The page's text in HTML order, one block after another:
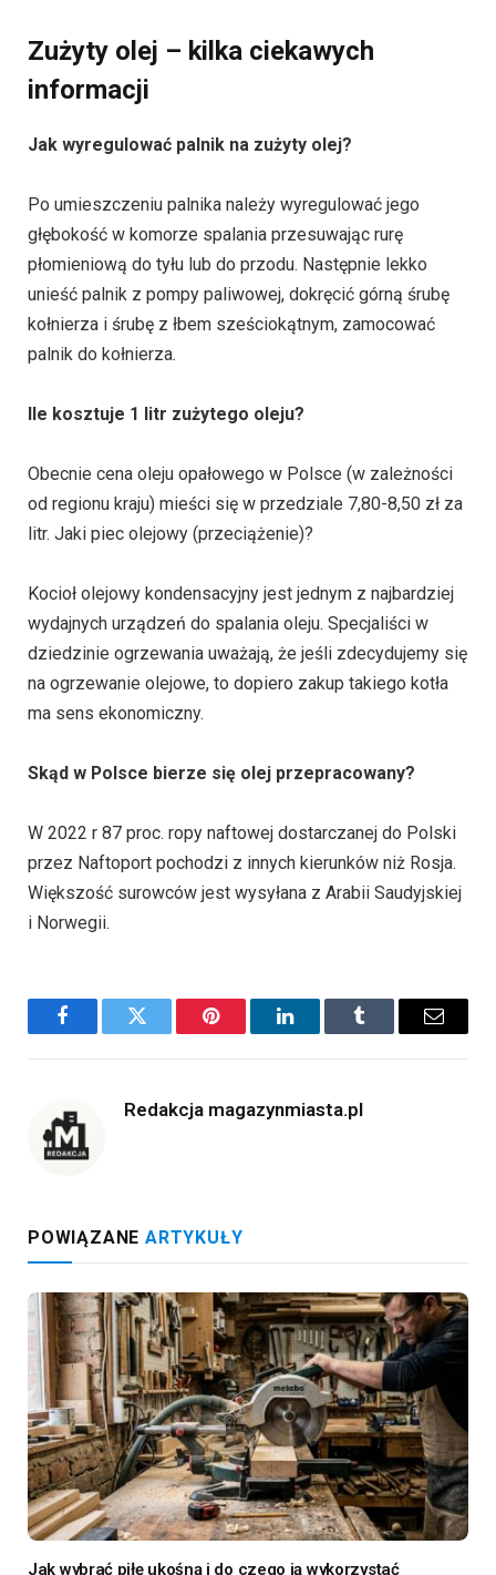
Zużyty olej – kilka ciekawych
informacji
Jak wyregulować palnik na zużyty olej?
Po umieszczeniu palnika należy wyregulować jego
głębokość w komorze spalania przesuwając rurę
płomieniową do tyłu lub do przodu. Następnie lekko
unieść palnik z pompy paliwowej, dokręcić górną śrubę
kołnierza i śrubę z łbem sześciokątnym, zamocować
palnik do kołnierza.
Ile kosztuje 1 litr zużytego oleju?
Obecnie cena oleju opałowego w Polsce (w zależności
od regionu kraju) mieści się w przedziale 7,80-8,50 zł za
litr. Jaki piec olejowy (przeciążenie)?
Kocioł olejowy kondensacyjny jest jednym z najbardziej
wydajnych urządzeń do spalania oleju. Specjaliści w
dziedzinie ogrzewania uważają, że jeśli zdecydujemy się
na ogrzewanie olejowe, to dopiero zakup takiego kotła
ma sens ekonomiczny.
Skąd w Polsce bierze się olej przepracowany?
W 2022 r 87 proc. ropy naftowej dostarczanej do Polski
przez Naftoport pochodzi z innych kierunków niż Rosja.
Większość surowców jest wysyłana z Arabii Saudyjskiej
i Norwegii.
FacebookTwitter Pinterest LinkedInTumblr Email
Redakcja magazynmiasta.pl
POWIĄZANE ARTYKUŁY
Jak wybrać piłę ukośną i do czego ją wykorzystać